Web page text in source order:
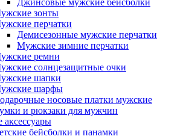
Джинсовые мужские бейсболки
зонты
перчатки
Демисезонные мужские перчатки
Мужские зимние перчатки
ремни
солнцезащитные очки
шапки
шарфы
носовые платки мужские
и рюкзаки для мужчин
аксессуары
бейсболки и панамки